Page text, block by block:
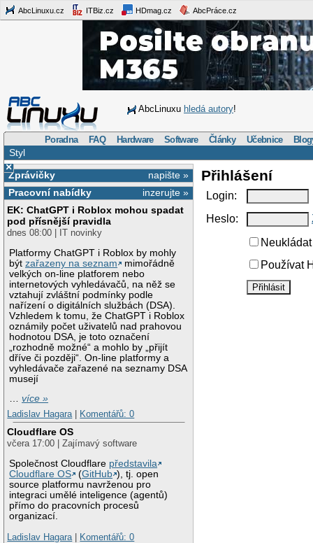
AbcLinuxu.cz ITBiz.cz HDmag.cz AbcPráce.cz
AbcLinuxu hledá autory!
Poradna FAQ Hardware Software Články Učebnice
Styl
×
napište »
Zprávičky
inzerujte »
Pracovní nabídky
EK: ChatGPT i Roblox mohou spadat
pod přísnější pravidla
dnes 08:00 | IT novinky
Platformy ChatGPT i Roblox by mohly
býtzařazeny na seznam
mimořádně
velkých on-line platforem nebo
internetových vyhledávačů, na něž se
vztahují zvláštní podmínky podle
nařízení o digitálních službách (DSA).
Vzhledem k tomu, že ChatGPT i Roblox
oznámily počet uživatelů nad prahovou
hodnotou DSA, je toto označení
„rozhodně možné“ a mohlo by „přijít
dříve či později“. On-line platformy a
vyhledávače zařazené na seznamy DSA
musejí
…více »
Ladislav Hagara
Komentářů: 0
Cloudflare OS
včera 17:00 | Zajímavý software
Společnost Cloudflare představila
Cloudflare OS
(GitHub ), tj. open
source platformu navrženou pro
integraci umělé inteligence (agentů)
přímo do pracovních procesů
organizací.
Ladislav Hagara
Komentářů: 0
Přihlášení
Login:
Heslo:
Používat